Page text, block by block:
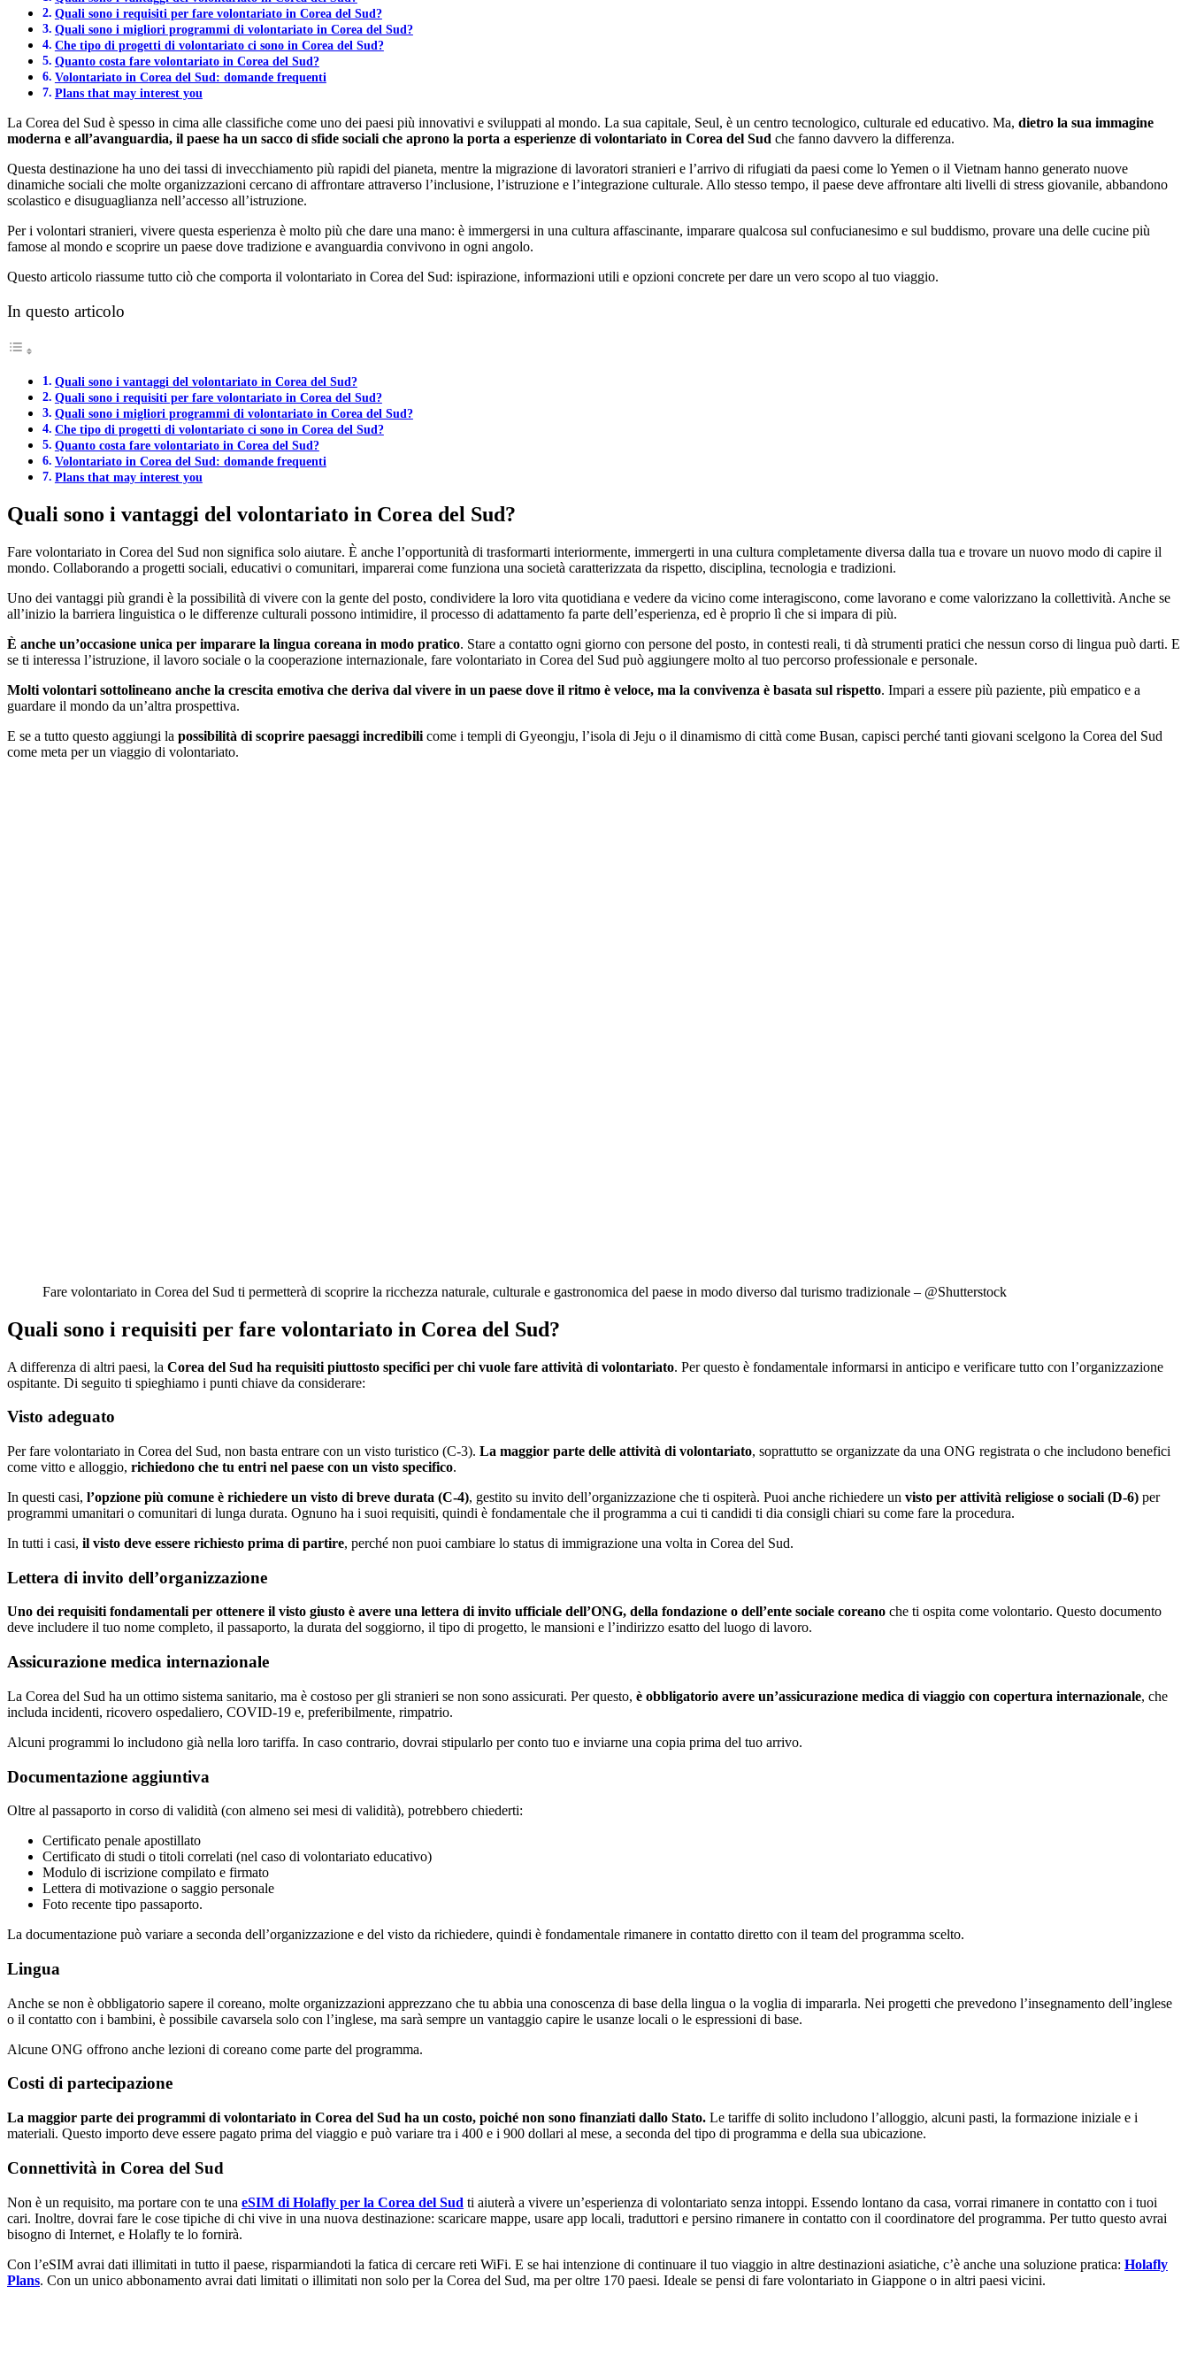
Quali sono i requisiti per fare volontariato in Corea del Sud?
Quali sono i migliori programmi di volontariato in Corea del Sud?
Che tipo di progetti di volontariato ci sono in Corea del Sud?
Quanto costa fare volontariato in Corea del Sud?
Volontariato in Corea del Sud: domande frequenti
Plans that may interest you
La Corea del Sud è spesso in cima alle classifiche come uno dei paesi più innovativi e sviluppati al mondo. La sua capitale, Seul, è un centro tecnologico, culturale ed educativo. Ma, dietro la sua immagine
moderna e all’avanguardia, il paese ha un sacco di sfide sociali che aprono la porta a esperienze di volontariato in Corea del Sud che fanno davvero la differenza.
Questa destinazione ha uno dei tassi di invecchiamento più rapidi del pianeta, mentre la migrazione di lavoratori stranieri e l’arrivo di rifugiati da paesi come lo Yemen o il Vietnam hanno generato nuove
dinamiche sociali che molte organizzazioni cercano di affrontare attraverso l’inclusione, l’istruzione e l’integrazione culturale. Allo stesso tempo, il paese deve affrontare alti livelli di stress giovanile, abbandono
scolastico e disuguaglianza nell’accesso all’istruzione.
Per i volontari stranieri, vivere questa esperienza è molto più che dare una mano: è immergersi in una cultura affascinante, imparare qualcosa sul confucianesimo e sul buddismo, provare una delle cucine più
famose al mondo e scoprire un paese dove tradizione e avanguardia convivono in ogni angolo.
Questo articolo riassume tutto ciò che comporta il volontariato in Corea del Sud: ispirazione, informazioni utili e opzioni concrete per dare un vero scopo al tuo viaggio.
In questo articolo
Quali sono i vantaggi del volontariato in Corea del Sud?
Quali sono i requisiti per fare volontariato in Corea del Sud?
Quali sono i migliori programmi di volontariato in Corea del Sud?
Che tipo di progetti di volontariato ci sono in Corea del Sud?
Quanto costa fare volontariato in Corea del Sud?
Volontariato in Corea del Sud: domande frequenti
Plans that may interest you
Quali sono i vantaggi del volontariato in Corea del Sud?
Fare volontariato in Corea del Sud non significa solo aiutare. È anche l’opportunità di trasformarti interiormente, immergerti in una cultura completamente diversa dalla tua e trovare un nuovo modo di capire il
mondo. Collaborando a progetti sociali, educativi o comunitari, imparerai come funziona una società caratterizzata da rispetto, disciplina, tecnologia e tradizioni.
Uno dei vantaggi più grandi è la possibilità di vivere con la gente del posto, condividere la loro vita quotidiana e vedere da vicino come interagiscono, come lavorano e come valorizzano la collettività. Anche se
all’inizio la barriera linguistica o le differenze culturali possono intimidire, il processo di adattamento fa parte dell’esperienza, ed è proprio lì che si impara di più.
È anche un’occasione unica per imparare la lingua coreana in modo pratico. Stare a contatto ogni giorno con persone del posto, in contesti reali, ti dà strumenti pratici che nessun corso di lingua può darti. E
se ti interessa l’istruzione, il lavoro sociale o la cooperazione internazionale, fare volontariato in Corea del Sud può aggiungere molto al tuo percorso professionale e personale.
Molti volontari sottolineano anche la crescita emotiva che deriva dal vivere in un paese dove il ritmo è veloce, ma la convivenza è basata sul rispetto. Impari a essere più paziente, più empatico e a
guardare il mondo da un’altra prospettiva.
E se a tutto questo aggiungi la possibilità di scoprire paesaggi incredibili come i templi di Gyeongju, l’isola di Jeju o il dinamismo di città come Busan, capisci perché tanti giovani scelgono la Corea del Sud
come meta per un viaggio di volontariato.
Fare volontariato in Corea del Sud ti permetterà di scoprire la ricchezza naturale, culturale e gastronomica del paese in modo diverso dal turismo tradizionale – @Shutterstock
Quali sono i requisiti per fare volontariato in Corea del Sud?
A differenza di altri paesi, la Corea del Sud ha requisiti piuttosto specifici per chi vuole fare attività di volontariato. Per questo è fondamentale informarsi in anticipo e verificare tutto con l’organizzazione
ospitante. Di seguito ti spieghiamo i punti chiave da considerare:
Visto adeguato
Per fare volontariato in Corea del Sud, non basta entrare con un visto turistico (C-3). La maggior parte delle attività di volontariato, soprattutto se organizzate da una ONG registrata o che includono benefici
come vitto e alloggio, richiedono che tu entri nel paese con un visto specifico.
In questi casi, l’opzione più comune è richiedere un visto di breve durata (C-4), gestito su invito dell’organizzazione che ti ospiterà. Puoi anche richiedere un visto per attività religiose o sociali (D-6) per
programmi umanitari o comunitari di lunga durata. Ognuno ha i suoi requisiti, quindi è fondamentale che il programma a cui ti candidi ti dia consigli chiari su come fare la procedura.
In tutti i casi, il visto deve essere richiesto prima di partire, perché non puoi cambiare lo status di immigrazione una volta in Corea del Sud.
Lettera di invito dell’organizzazione
Uno dei requisiti fondamentali per ottenere il visto giusto è avere una lettera di invito ufficiale dell’ONG, della fondazione o dell’ente sociale coreano che ti ospita come volontario. Questo documento
deve includere il tuo nome completo, il passaporto, la durata del soggiorno, il tipo di progetto, le mansioni e l’indirizzo esatto del luogo di lavoro.
Assicurazione medica internazionale
La Corea del Sud ha un ottimo sistema sanitario, ma è costoso per gli stranieri se non sono assicurati. Per questo, è obbligatorio avere un’assicurazione medica di viaggio con copertura internazionale, che
includa incidenti, ricovero ospedaliero, COVID-19 e, preferibilmente, rimpatrio.
Alcuni programmi lo includono già nella loro tariffa. In caso contrario, dovrai stipularlo per conto tuo e inviarne una copia prima del tuo arrivo.
Documentazione aggiuntiva
Oltre al passaporto in corso di validità (con almeno sei mesi di validità), potrebbero chiederti:
Certificato penale apostillato
Certificato di studi o titoli correlati (nel caso di volontariato educativo)
Modulo di iscrizione compilato e firmato
Lettera di motivazione o saggio personale
Foto recente tipo passaporto.
La documentazione può variare a seconda dell’organizzazione e del visto da richiedere, quindi è fondamentale rimanere in contatto diretto con il team del programma scelto.
Lingua
Anche se non è obbligatorio sapere il coreano, molte organizzazioni apprezzano che tu abbia una conoscenza di base della lingua o la voglia di impararla. Nei progetti che prevedono l’insegnamento dell’inglese
o il contatto con i bambini, è possibile cavarsela solo con l’inglese, ma sarà sempre un vantaggio capire le usanze locali o le espressioni di base.
Alcune ONG offrono anche lezioni di coreano come parte del programma.
Costi di partecipazione
La maggior parte dei programmi di volontariato in Corea del Sud ha un costo, poiché non sono finanziati dallo Stato. Le tariffe di solito includono l’alloggio, alcuni pasti, la formazione iniziale e i
materiali. Questo importo deve essere pagato prima del viaggio e può variare tra i 400 e i 900 dollari al mese, a seconda del tipo di programma e della sua ubicazione.
Connettività in Corea del Sud
Non è un requisito, ma portare con te una eSIM di Holafly per la Corea del Sud ti aiuterà a vivere un’esperienza di volontariato senza intoppi. Essendo lontano da casa, vorrai rimanere in contatto con i tuoi
cari. Inoltre, dovrai fare le cose tipiche di chi vive in una nuova destinazione: scaricare mappe, usare app locali, traduttori e persino rimanere in contatto con il coordinatore del programma. Per tutto questo avrai
bisogno di Internet, e Holafly te lo fornirà.
Con l’eSIM avrai dati illimitati in tutto il paese, risparmiandoti la fatica di cercare reti WiFi. E se hai intenzione di continuare il tuo viaggio in altre destinazioni asiatiche, c’è anche una soluzione pratica: Holafly
Plans. Con un unico abbonamento avrai dati limitati o illimitati non solo per la Corea del Sud, ma per oltre 170 paesi. Ideale se pensi di fare volontariato in Giappone o in altri paesi vicini.